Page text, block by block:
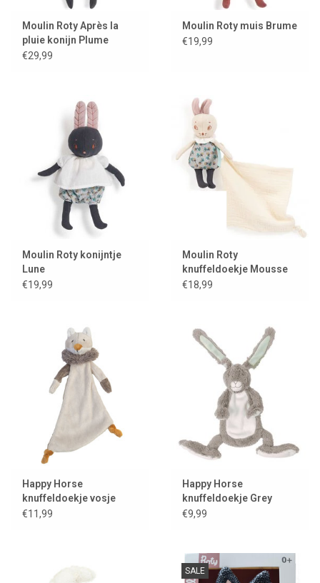
Moulin Roty Après la
pluie konijn Plume
€29,99
Moulin Roty muis Brume
€19,99
Moulin Roty konijntje
Lune
€19,99
Moulin Roty
knuffeldoekje Mousse
the muis
€18,99
Happy Horse
knuffeldoekje vosje
Forester
€11,99
Happy Horse
knuffeldoekje Grey
Rabbit Twine
€9,99
SALE